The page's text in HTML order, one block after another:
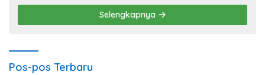
Selengkapnya
Pos-pos Terbaru